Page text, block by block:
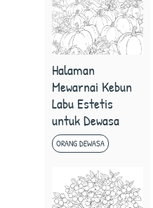
Halaman
Mewarnai Kebun
Labu Estetis
untuk Dewasa
ORANG DEWASA